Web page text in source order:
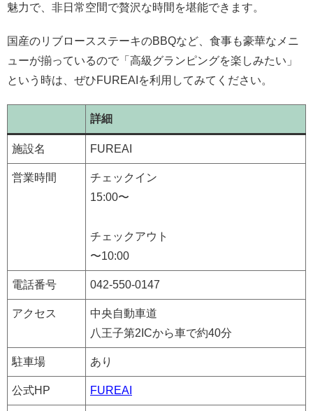
魅力で、非日常空間で贅沢な時間を堪能できます。
国産のリブロースステーキのBBQなど、食事も豪華なメニ
ューが揃っているので「高級グランピングを楽しみたい」
という時は、ぜひFUREAIを利用してみてください。
詳細
施設名 FUREAI
営業時間
チェックイン
15:00〜
チェックアウト
〜10:00
電話番号 042-550-0147
アクセス
中央自動車道
八王子第2ICから車で約40分
駐車場 あり
公式HP FUREAI